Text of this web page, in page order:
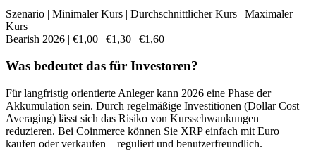
Szenario | Minimaler Kurs | Durchschnittlicher Kurs | Maximaler
Kurs
Bearish 2026 | €1,00 | €1,30 | €1,60
Was bedeutet das für Investoren?
Für langfristig orientierte Anleger kann 2026 eine Phase der
Akkumulation sein. Durch regelmäßige Investitionen (Dollar Cost
Averaging) lässt sich das Risiko von Kursschwankungen
reduzieren. Bei Coinmerce können Sie XRP einfach mit Euro
kaufen oder verkaufen – reguliert und benutzerfreundlich.